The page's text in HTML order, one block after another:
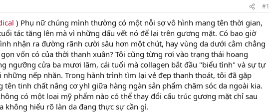
#1
) Phụ nữ chúng mình thường có một nỗi sợ vô hình mang tên thời gian,
tác tăng lên mà vì những dấu vết nó để lại trên gương mặt. Có bao giờ
nhận ra đường rãnh cười sâu hơn một chút, hay vùng da dưới cằm chẳng
vốn có của thời thanh xuân? Tôi cũng từng rơi vào trạng thái hoang
ngưỡng cửa ba mươi lăm, cái tuổi mà collagen bắt đầu "biểu tình" và sự tự
nếp nhăn. Trong hành trình tìm lại vẻ đẹp thanh thoát, tôi đã gặp
tinh chất nâng cơ yhl giữa hàng ngàn sản phẩm chăm sóc da ngoài kia.
có một loại mỹ phẩm nào có thể thay đổi cấu trúc gương mặt chỉ sau
không hiểu rõ làn da đang thực sự cần gì.